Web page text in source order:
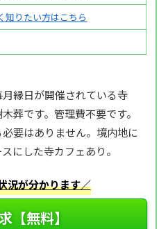
知りたい方はこちら
縁日が開催されている寺
葬です。管理費不要です。
要はありません。境内地に
にした寺カフェあり。
況が分かります／
【無料】